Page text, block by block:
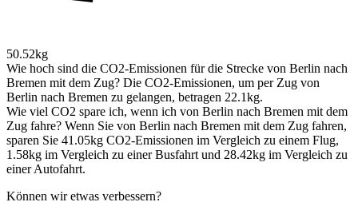
50.52kg
Wie hoch sind die CO2-Emissionen für die Strecke von Berlin nach
Bremen mit dem Zug? Die CO2-Emissionen, um per Zug von
Berlin nach Bremen zu gelangen, betragen 22.1kg.
Wie viel CO2 spare ich, wenn ich von Berlin nach Bremen mit dem
Zug fahre? Wenn Sie von Berlin nach Bremen mit dem Zug fahren,
sparen Sie 41.05kg CO2-Emissionen im Vergleich zu einem Flug,
1.58kg im Vergleich zu einer Busfahrt und 28.42kg im Vergleich zu
einer Autofahrt.
Können wir etwas verbessern?